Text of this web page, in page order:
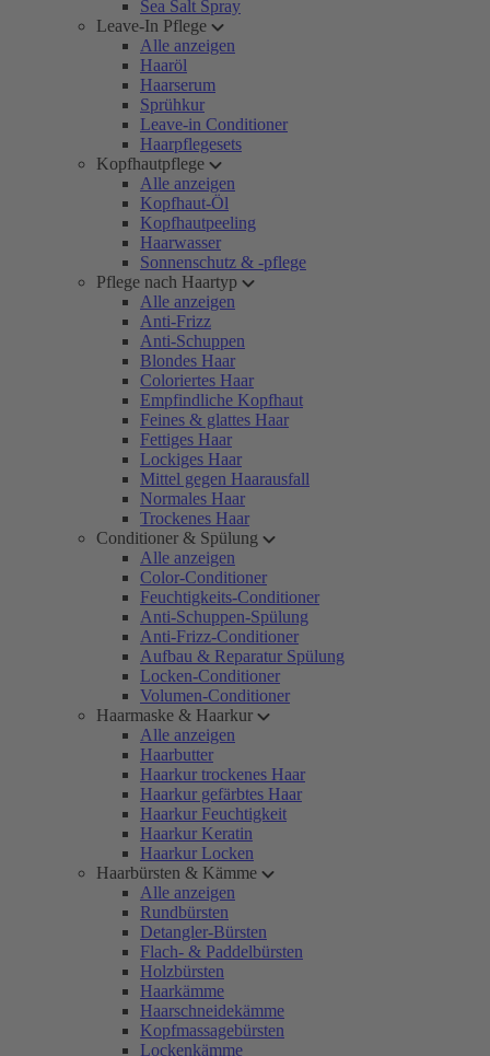
Sea Salt Spray
Leave-In Pflege
Alle anzeigen
Haaröl
Haarserum
Sprühkur
Leave-in Conditioner
Haarpflegesets
Kopfhautpflege
Alle anzeigen
Kopfhaut-Öl
Kopfhautpeeling
Haarwasser
Sonnenschutz & -pflege
Pflege nach Haartyp
Alle anzeigen
Anti-Frizz
Anti-Schuppen
Blondes Haar
Coloriertes Haar
Empfindliche Kopfhaut
Feines & glattes Haar
Fettiges Haar
Lockiges Haar
Mittel gegen Haarausfall
Normales Haar
Trockenes Haar
Conditioner & Spülung
Alle anzeigen
Color-Conditioner
Feuchtigkeits-Conditioner
Anti-Schuppen-Spülung
Anti-Frizz-Conditioner
Aufbau & Reparatur Spülung
Locken-Conditioner
Volumen-Conditioner
Haarmaske & Haarkur
Alle anzeigen
Haarbutter
Haarkur trockenes Haar
Haarkur gefärbtes Haar
Haarkur Feuchtigkeit
Haarkur Keratin
Haarkur Locken
Haarbürsten & Kämme
Alle anzeigen
Rundbürsten
Detangler-Bürsten
Flach- & Paddelbürsten
Holzbürsten
Haarkämme
Haarschneidekämme
Kopfmassagebürsten
Lockenkämme